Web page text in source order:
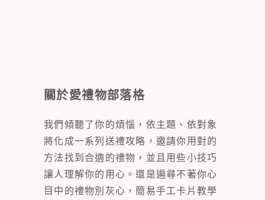
關於愛禮物部落格
我們傾聽了你的煩惱，依主題、依對象
將化成一系列送禮攻略，邀請你用對的
方法找到合適的禮物，並且用些小技巧
讓人理解你的用心。還是遍尋不著你心
目中的禮物別灰心，簡易手工卡片教學